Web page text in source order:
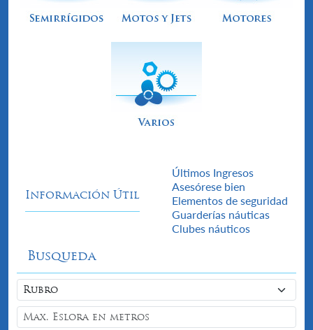
Información Útil
Últimos Ingresos
Asesórese bien
Elementos de seguridad
Guarderías náuticas
Clubes náuticos
Busqueda